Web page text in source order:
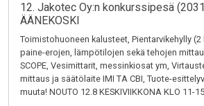
12. Jakotec Oy:n konkurssipesä
ÄÄNEKOSKI
Toimistohuoneen kalusteet, Pientarvikehylly
paine-erojen, lämpötilojen sekä tehojen
SCOPE, Vesimittarit, messinkiosat ym,
mittaus ja säätölaite IMI TA CBI, Tuote-
muuta! NOUTO 12.8 KESKIVIIKKONA KLO 11-15